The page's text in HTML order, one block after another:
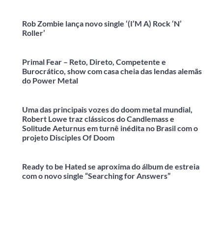
Rob Zombie lança novo single ‘(I’M A) Rock ‘N’
Roller’
Primal Fear – Reto, Direto, Competente e
Burocrático, show com casa cheia das lendas alemãs
do Power Metal
Uma das principais vozes do doom metal mundial,
Robert Lowe traz clássicos do Candlemass e
Solitude Aeturnus em turnê inédita no Brasil com o
projeto Disciples Of Doom
Ready to be Hated se aproxima do álbum de estreia
com o novo single “Searching for Answers”